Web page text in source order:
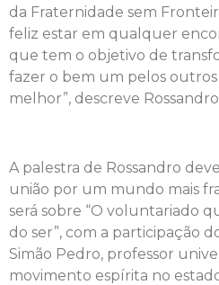
da Fraternidade sem
feliz estar em qualquer
que tem o objetivo de
fazer o bem um pelos
melhor”, descreve
A palestra de Rossandro
união por um mundo mais
será sobre “O voluntariado
do ser”, com a participação
Simão Pedro, professor
movimento espírita no